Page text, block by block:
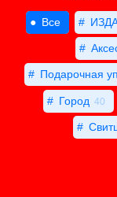
Все
Подарочная
Город 40